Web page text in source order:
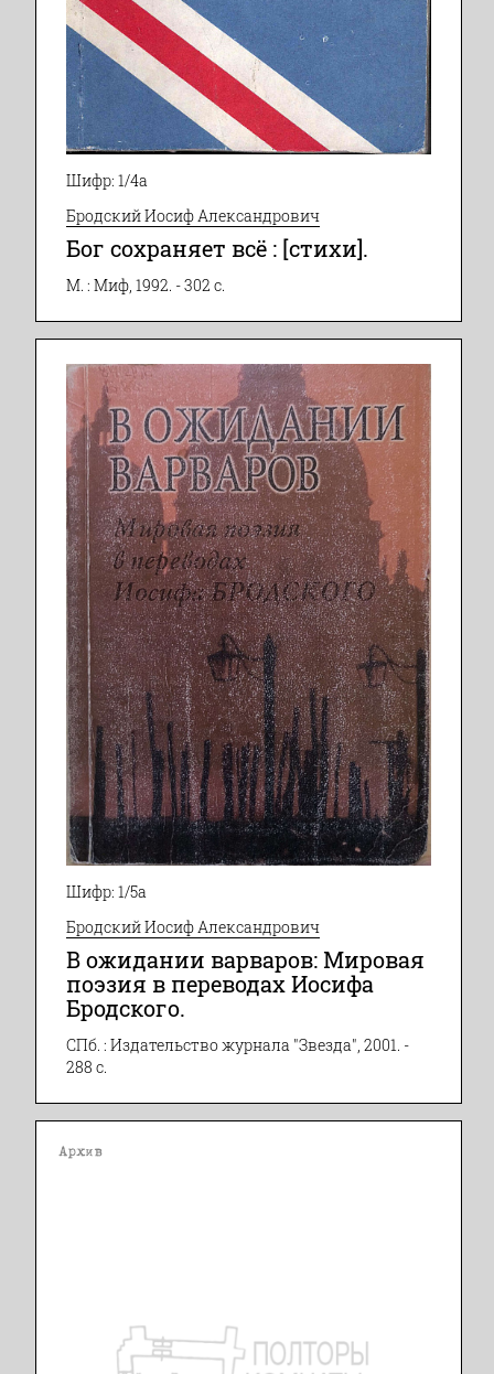
Шифр: 1/4а
Бродский Иосиф Александрович
Бог сохраняет всё : [стихи].
М. : Миф, 1992. - 302 с.
Шифр: 1/5а
Бродский Иосиф Александрович
В ожидании варваров: Мировая
поэзия в переводах Иосифа
Бродского.
СПб. : Издательство журнала "Звезда", 2001. -
288 с.
Архив